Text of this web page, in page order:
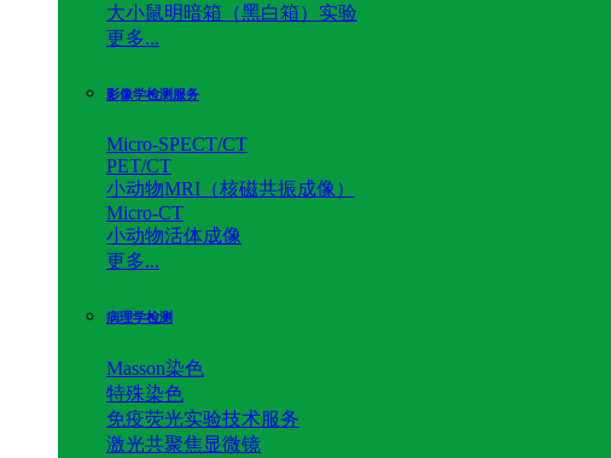
大小鼠明暗箱（黑白箱）实验
更多...
影像学检测服务
Micro-SPECT/CT
PET/CT
小动物MRI（核磁共振成像）
Micro-CT
小动物活体成像
更多...
病理学检测
Masson染色
特殊染色
免疫荧光实验技术服务
激光共聚焦显微镜